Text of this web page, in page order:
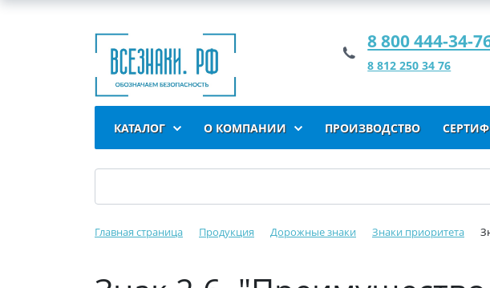
8 800 444-34-
8 812 250 34 76
КАТАЛОГ О КОМПАНИИ ПРОИЗВОДСТВО
Главная страница Продукция Дорожные знаки Знаки приоритета